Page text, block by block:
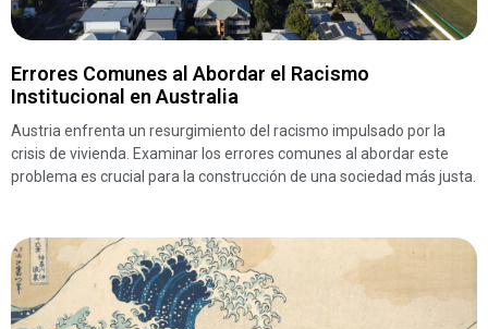
Errores Comunes al Abordar el Racismo
Institucional en Australia
Austria enfrenta un resurgimiento del racismo impulsado por la
crisis de vivienda. Examinar los errores comunes al abordar este
problema es crucial para la construcción de una sociedad más justa.